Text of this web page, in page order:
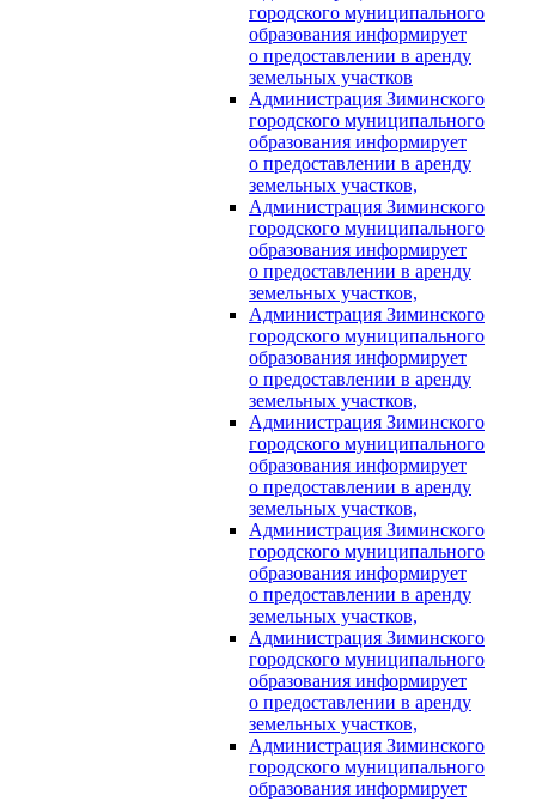
городского муниципального
образования информирует
о предоставлении в аренду
земельных участков
Администрация Зиминского
городского муниципального
образования информирует
о предоставлении в аренду
земельных участков,
Администрация Зиминского
городского муниципального
образования информирует
о предоставлении в аренду
земельных участков,
Администрация Зиминского
городского муниципального
образования информирует
о предоставлении в аренду
земельных участков,
Администрация Зиминского
городского муниципального
образования информирует
о предоставлении в аренду
земельных участков,
Администрация Зиминского
городского муниципального
образования информирует
о предоставлении в аренду
земельных участков,
Администрация Зиминского
городского муниципального
образования информирует
о предоставлении в аренду
земельных участков,
Администрация Зиминского
городского муниципального
образования информирует